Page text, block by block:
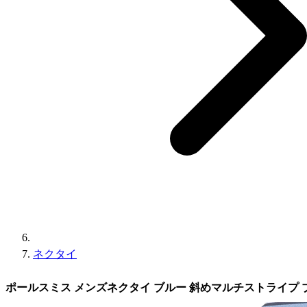
ネクタイ
ポールスミス メンズネクタイ ブルー 斜めマルチストライプ